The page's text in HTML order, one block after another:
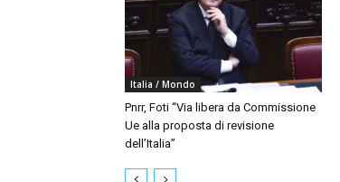
Italia / Mondo
Pnrr, Foti “Via libera da Commissione
Ue alla proposta di revisione
dell’Italia”